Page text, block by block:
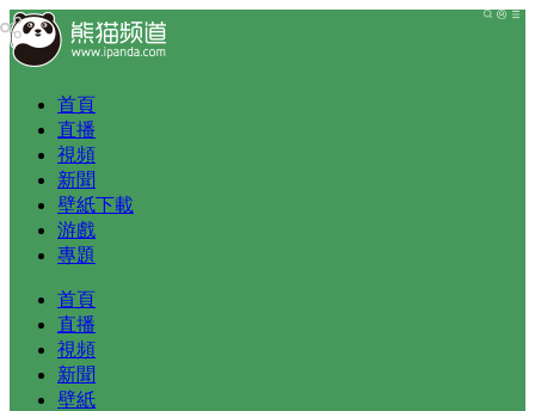
首頁
直播
視頻
新聞
壁紙下載
游戲
專題
首頁
直播
視頻
新聞
壁紙